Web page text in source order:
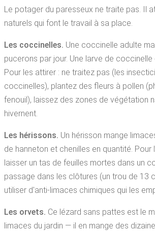
Le potager du paresseux ne traite pas. Il
naturels qui font le travail à sa place.
Les coccinelles. Une coccinelle adulte
pucerons par jour. Une larve de coccinelle
Pour les attirer : ne traitez pas (les
coccinelles), plantez des fleurs à pollen
fenouil), laissez des zones de végétation
hivernent.
Les hérissons. Un hérisson mange
de hanneton et chenilles en quantité. Pour
laisser un tas de feuilles mortes dans un
passage dans les clôtures (un trou de 13
utiliser d'anti-limaces chimiques qui les
Les orvets. Ce lézard sans pattes est le
limaces du jardin — il en mange des